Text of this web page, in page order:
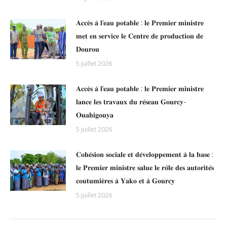
𝐀𝐜𝐜𝐞̀𝐬 𝐚̀ 𝐥’𝐞𝐚𝐮 𝐩𝐨𝐭𝐚𝐛𝐥𝐞 : 𝐥𝐞 𝐏𝐫𝐞𝐦𝐢𝐞𝐫 𝐦𝐢𝐧𝐢𝐬𝐭𝐫𝐞
𝐦𝐞𝐭 𝐞𝐧 𝐬𝐞𝐫𝐯𝐢𝐜𝐞 𝐥𝐞 𝐂𝐞𝐧𝐭𝐫𝐞 𝐝𝐞 𝐩𝐫𝐨𝐝𝐮𝐜𝐭𝐢𝐨𝐧 𝐝𝐞
𝐃𝐨𝐮𝐫𝐨𝐮
5 juillet 2026
𝐀𝐜𝐜𝐞̀𝐬 𝐚̀ 𝐥’𝐞𝐚𝐮 𝐩𝐨𝐭𝐚𝐛𝐥𝐞 : 𝐥𝐞 𝐏𝐫𝐞𝐦𝐢𝐞𝐫 𝐦𝐢𝐧𝐢𝐬𝐭𝐫𝐞
𝐥𝐚𝐧𝐜𝐞 𝐥𝐞𝐬 𝐭𝐫𝐚𝐯𝐚𝐮𝐱 𝐝𝐮 𝐫𝐞́𝐬𝐞𝐚𝐮 𝐆𝐨𝐮𝐫𝐜𝐲-
𝐎𝐮𝐚𝐡𝐢𝐠𝐨𝐮𝐲𝐚
5 juillet 2026
𝐂𝐨𝐡𝐞́𝐬𝐢𝐨𝐧 𝐬𝐨𝐜𝐢𝐚𝐥𝐞 𝐞𝐭 𝐝𝐞́𝐯𝐞𝐥𝐨𝐩𝐩𝐞𝐦𝐞𝐧𝐭 𝐚̀ 𝐥𝐚 𝐛𝐚𝐬𝐞 :
𝐥𝐞 𝐏𝐫𝐞𝐦𝐢𝐞𝐫 𝐦𝐢𝐧𝐢𝐬𝐭𝐫𝐞 𝐬𝐚𝐥𝐮𝐞 𝐥𝐞 𝐫𝐨̂𝐥𝐞 𝐝𝐞𝐬 𝐚𝐮𝐭𝐨𝐫𝐢𝐭𝐞́𝐬
𝐜𝐨𝐮𝐭𝐮𝐦𝐢𝐞̀𝐫𝐞𝐬 𝐚̀ 𝐘𝐚𝐤𝐨 𝐞𝐭 𝐚̀ 𝐆𝐨𝐮𝐫𝐜𝐲
5 juillet 2026